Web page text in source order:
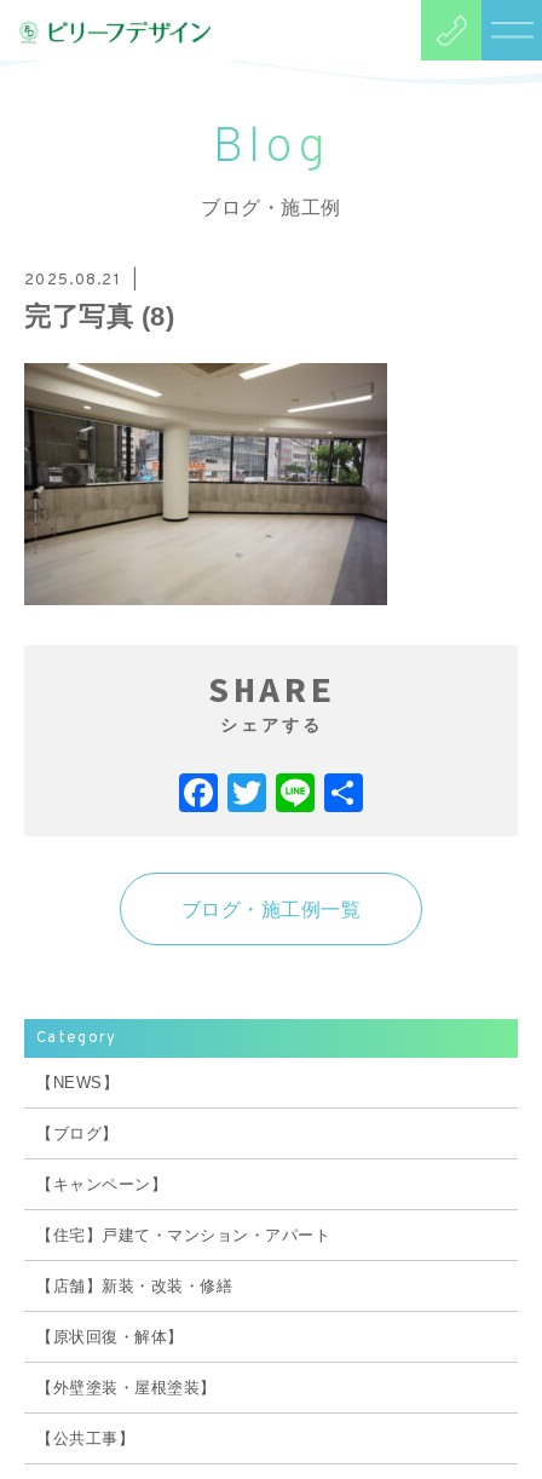
Blog
ブログ・施工例
2025.08.21
完了写真 (8)
SHARE
シェアする
Facebook
Twitter
Line
ブログ・施工例一覧
Category
【NEWS】
【ブログ】
【キャンペーン】
【住宅】戸建て・マンション・アパート
【店舗】新装・改装・修繕
【原状回復・解体】
【外壁塗装・屋根塗装】
【公共工事】